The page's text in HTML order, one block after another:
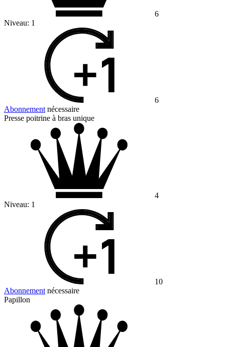
6
Niveau: 1
6
Abonnement nécessaire
Presse poitrine à bras unique
4
Niveau: 1
10
Abonnement nécessaire
Papillon